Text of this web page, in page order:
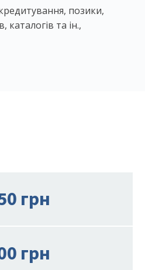
позики,
каталогів та ін.,
грн
грн